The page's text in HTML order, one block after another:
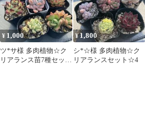
¥ 1,000
ツ*サ様 多肉植物☆ク
リアランス苗7種セット
¥1,800
シ*☆様 多肉植物☆ク
リアランスセット☆4